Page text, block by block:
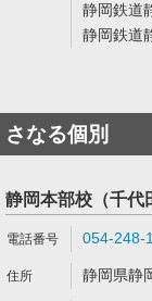
静岡鉄道
静岡鉄道
さなる個別
静岡本部校（千代
054-248-
静岡県静